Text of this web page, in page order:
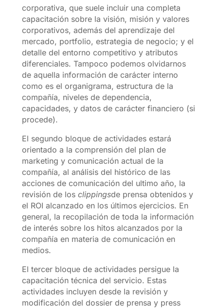
corporativa, que suele incluir una completa
capacitación sobre la visión, misión y valores
corporativos, además del aprendizaje del
mercado, portfolio, estrategia de negocio; y el
detalle del entorno competitivo y atributos
diferenciales. Tampoco podemos olvidarnos
de aquella información de carácter interno
como es el organigrama, estructura de la
compañía, niveles de dependencia,
capacidades, y datos de carácter financiero (si
procede).
El segundo bloque de actividades estará
orientado a la comprensión del plan de
marketing y comunicación actual de la
compañía, al análisis del histórico de las
acciones de comunicación del ultimo año, la
revisión de los clippingsde prensa obtenidos y
el ROI alcanzado en los últimos ejercicios. En
general, la recopilación de toda la información
de interés sobre los hitos alcanzados por la
compañía en materia de comunicación en
medios.
El tercer bloque de actividades persigue la
capacitación técnica del servicio. Estas
actividades incluyen desde la revisión y
modificación del dossier de prensa y press